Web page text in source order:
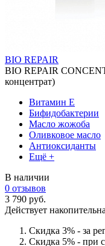
BIO REPAIR
BIO REPAIR
концентрат)
Витамин Е
Бифидобактерии
Масло жожоба
Оливковое масло
Антиоксиданты
Ещё +
В наличии
0 отзывов
3 790 руб.
Действует
Скидка 3% - за
Скидка 5% - при